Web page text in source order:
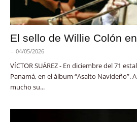
El sello de Willie Colón
- 04/05/2026
VÍCTOR SUÁREZ - En diciembre del 71
Panamá, en el álbum “Asalto Navideño”.
mucho su...